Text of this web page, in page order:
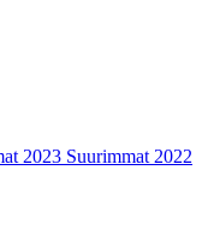
2023 Suurimmat 2022